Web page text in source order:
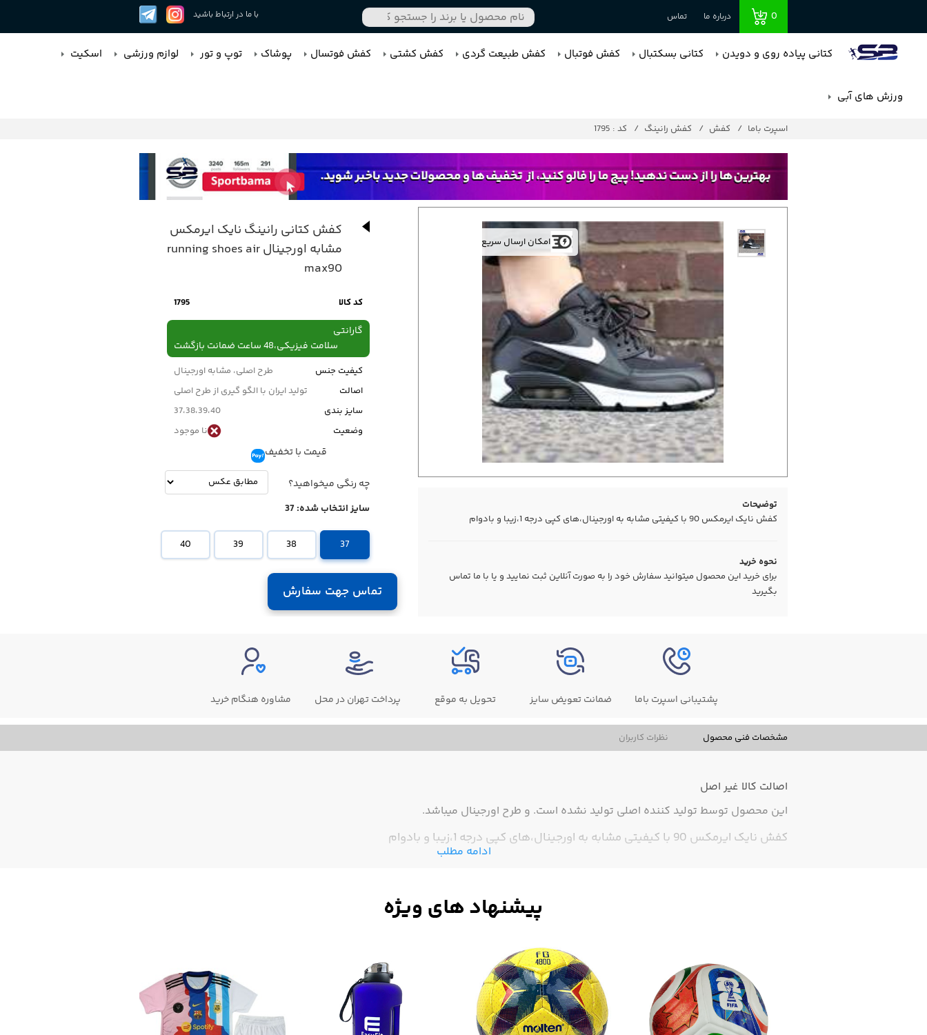
0 درباره ما تماس با ما در ارتباط باشید
کتانی پیاده روی و دویدن کتانی بسکتبال کفش فوتبال کفش طبیعت گردی کفش کشتی کفش فوتسال پوشاک توپ و تور لوازم ورزشی اسکیت
ورزش های آبی
اسپرت باما کفش کفش رانینگ کد : 1795
امکان ارسال سریع
توضیحات
کفش نایک ایرمکس 90 با کیفیتی مشابه به اورجینال،های کپی درجه 1،زیبا و بادوام
نحوه خرید
برای خرید این محصول میتوانید سفارش خود را به صورت آنلاین ثبت نمایید و یا با ما تماس
بگیرید
کفش کتانی رانینگ نایک ایرمکس
مشابه اورجینال running shoes air
max90
کد کالا 1795
گارانتی
سلامت فیزیکی،48 ساعت ضمانت بازگشت
کیفیت جنس
طرح اصلی، مشابه اورجینال
اصالت
تولید ایران با الگو گیری از طرح اصلی
سایز بندی
37،38،39،40
وضعیت
نا موجود
قیمت با تخفیف
چه رنگی میخواهید؟
سایز انتخاب شده:37
37
38
39
40
تماس جهت سفارش
پشتیبانی اسپرت باما ضمانت تعویض سایز تحویل به موقع پرداخت تهران در محل مشاوره هنگام خرید
مشخصات فنی محصول نظرات کاربران
اصالت کالا غیر اصل
این محصول توسط تولید کننده اصلی تولید نشده است. و طرح اورجینال میباشد.
کفش نایک ایرمکس 90 با کیفیتی مشابه به اورجینال،های کپی درجه 1،زیبا و بادوام
ادامه مطلب